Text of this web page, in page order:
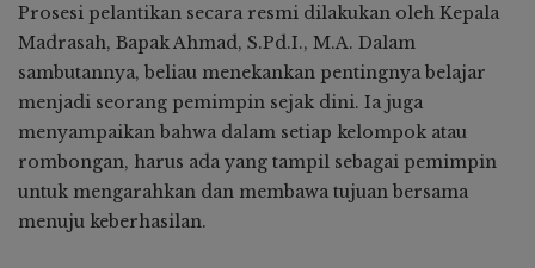
Prosesi pelantikan secara resmi dilakukan oleh Kepala
Madrasah, Bapak Ahmad, S.Pd.I., M.A. Dalam
sambutannya, beliau menekankan pentingnya belajar
menjadi seorang pemimpin sejak dini. Ia juga
menyampaikan bahwa dalam setiap kelompok atau
rombongan, harus ada yang tampil sebagai pemimpin
untuk mengarahkan dan membawa tujuan bersama
menuju keberhasilan.